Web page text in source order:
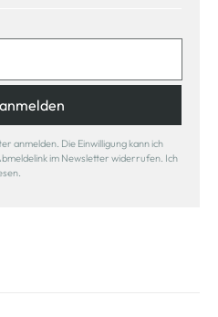
anmelden. Die Einwilligung kann ich
im Newsletter widerrufen. Ich